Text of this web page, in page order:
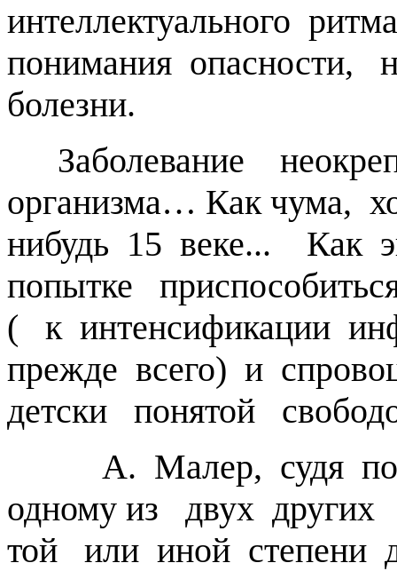
интеллектуального
понимания опасности,
болезни.
Заболевание
организма… Как чума,
нибудь 15 веке... Как
попытке
( к интенсификации
прежде всего) и
детски понятой
А. Малер, судя по
одному из двух
той или иной степени